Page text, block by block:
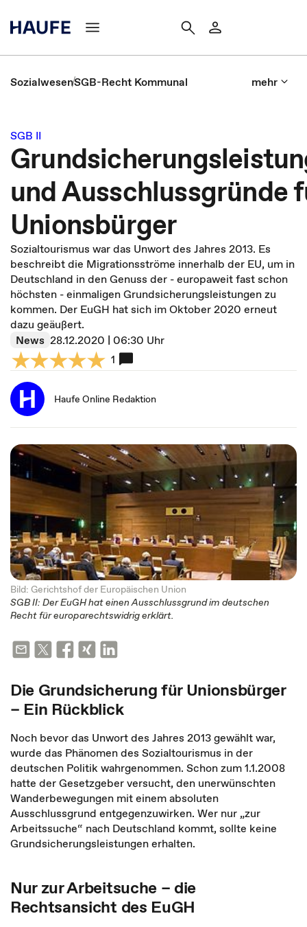
SozialwesenSGB-Recht Kommunal mehr
SGB II
und Ausschlussgründe
Unionsbürger
Sozialtourismus war das Unwort des Jahres 2013. Es
beschreibt die Migrationsströme innerhalb der EU, um in
Deutschland in den Genuss der - europaweit fast schon
höchsten - einmaligen Grundsicherungsleistungen zu
kommen. Der EuGH hat sich im Oktober 2020 erneut
dazu geäußert.
News 28.12.2020 | 06:30 Uhr
1
Haufe Online Redaktion
Bild: Gerichtshof der Europäischen Union
SGB II: Der EuGH hat einen Ausschlussgrund im deutschen
Recht für europarechtswidrig erklärt.
Die Grundsicherung für Unionsbürger
– Ein Rückblick
Noch bevor das Unwort des Jahres 2013 gewählt war,
wurde das Phänomen des Sozialtourismus in der
deutschen Politik wahrgenommen. Schon zum 1.1.2008
hatte der Gesetzgeber versucht, den unerwünschten
Wanderbewegungen mit einem absoluten
Ausschlussgrund entgegenzuwirken. Wer nur „zur
Arbeitssuche“ nach Deutschland kommt, sollte keine
Grundsicherungsleistungen erhalten.
Nur zur Arbeitsuche – die
Rechtsansicht des EuGH